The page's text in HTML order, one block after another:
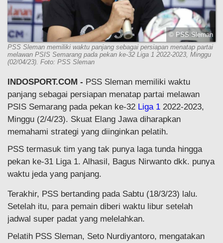
© PSS Sleman
PSS Sleman memiliki waktu panjang sebagai persiapan menatap partai
melawan PSIS Semarang pada pekan ke-32 Liga 1 2022-2023, Minggu
(02/04/23). Foto: PSS Sleman
INDOSPORT.COM - PSS Sleman memiliki waktu
panjang sebagai persiapan menatap partai melawan
PSIS Semarang pada pekan ke-32 Liga 1 2022-2023,
Minggu (2/4/23). Skuat Elang Jawa diharapkan
memahami strategi yang diinginkan pelatih.
PSS termasuk tim yang tak punya laga tunda hingga
pekan ke-31 Liga 1. Alhasil, Bagus Nirwanto dkk. punya
waktu jeda yang panjang.
Terakhir, PSS bertanding pada Sabtu (18/3/23) lalu.
Setelah itu, para pemain diberi waktu libur setelah
jadwal super padat yang melelahkan.
Pelatih PSS Sleman, Seto Nurdiyantoro, mengatakan